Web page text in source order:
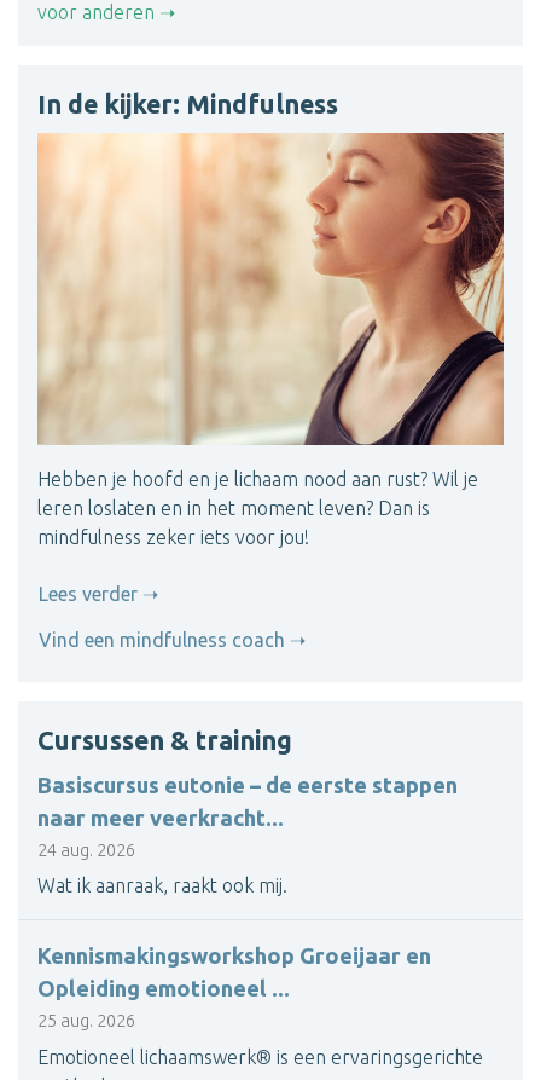
voor anderen
In de kijker: Mindfulness
Hebben je hoofd en je lichaam nood aan rust? Wil je
leren loslaten en in het moment leven? Dan is
mindfulness zeker iets voor jou!
Lees verder
Vind een mindfulness coach
Cursussen & training
Basiscursus eutonie – de eerste stappen
naar meer veerkracht...
24 aug. 2026
Wat ik aanraak, raakt ook mij.
Kennismakingsworkshop Groeijaar en
Opleiding emotioneel ...
25 aug. 2026
Emotioneel lichaamswerk® is een ervaringsgerichte